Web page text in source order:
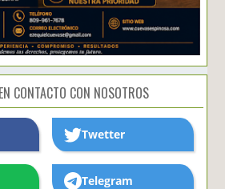
CONTACTO CON NOSOTROS
Twetter
Telegram